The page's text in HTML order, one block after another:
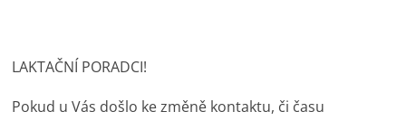
LAKTAČNÍ PORADCI!
Pokud u Vás došlo ke změně kontaktu, či času